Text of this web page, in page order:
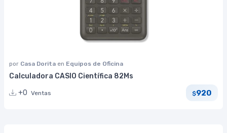
por Casa Dorita en Equipos de Oficina
Calculadora CASIO Científica 82Ms
+0 Ventas $920